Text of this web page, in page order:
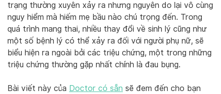
trạng thường xuyên xảy ra nhưng nguyên do lại vô cùng
nguy hiểm mà hiếm mẹ bầu nào chú trọng đến. Trong
quá trình mang thai, nhiều thay đổi về sinh lý cũng như
một số bệnh lý có thể xảy ra đối với người phụ nữ, sẽ
biểu hiện ra ngoài bởi các triệu chứng, một trong những
triệu chứng thường gặp nhất chính là đau bụng.
Bài viết này của Doctor có sẵn sẽ đem đến cho bạn